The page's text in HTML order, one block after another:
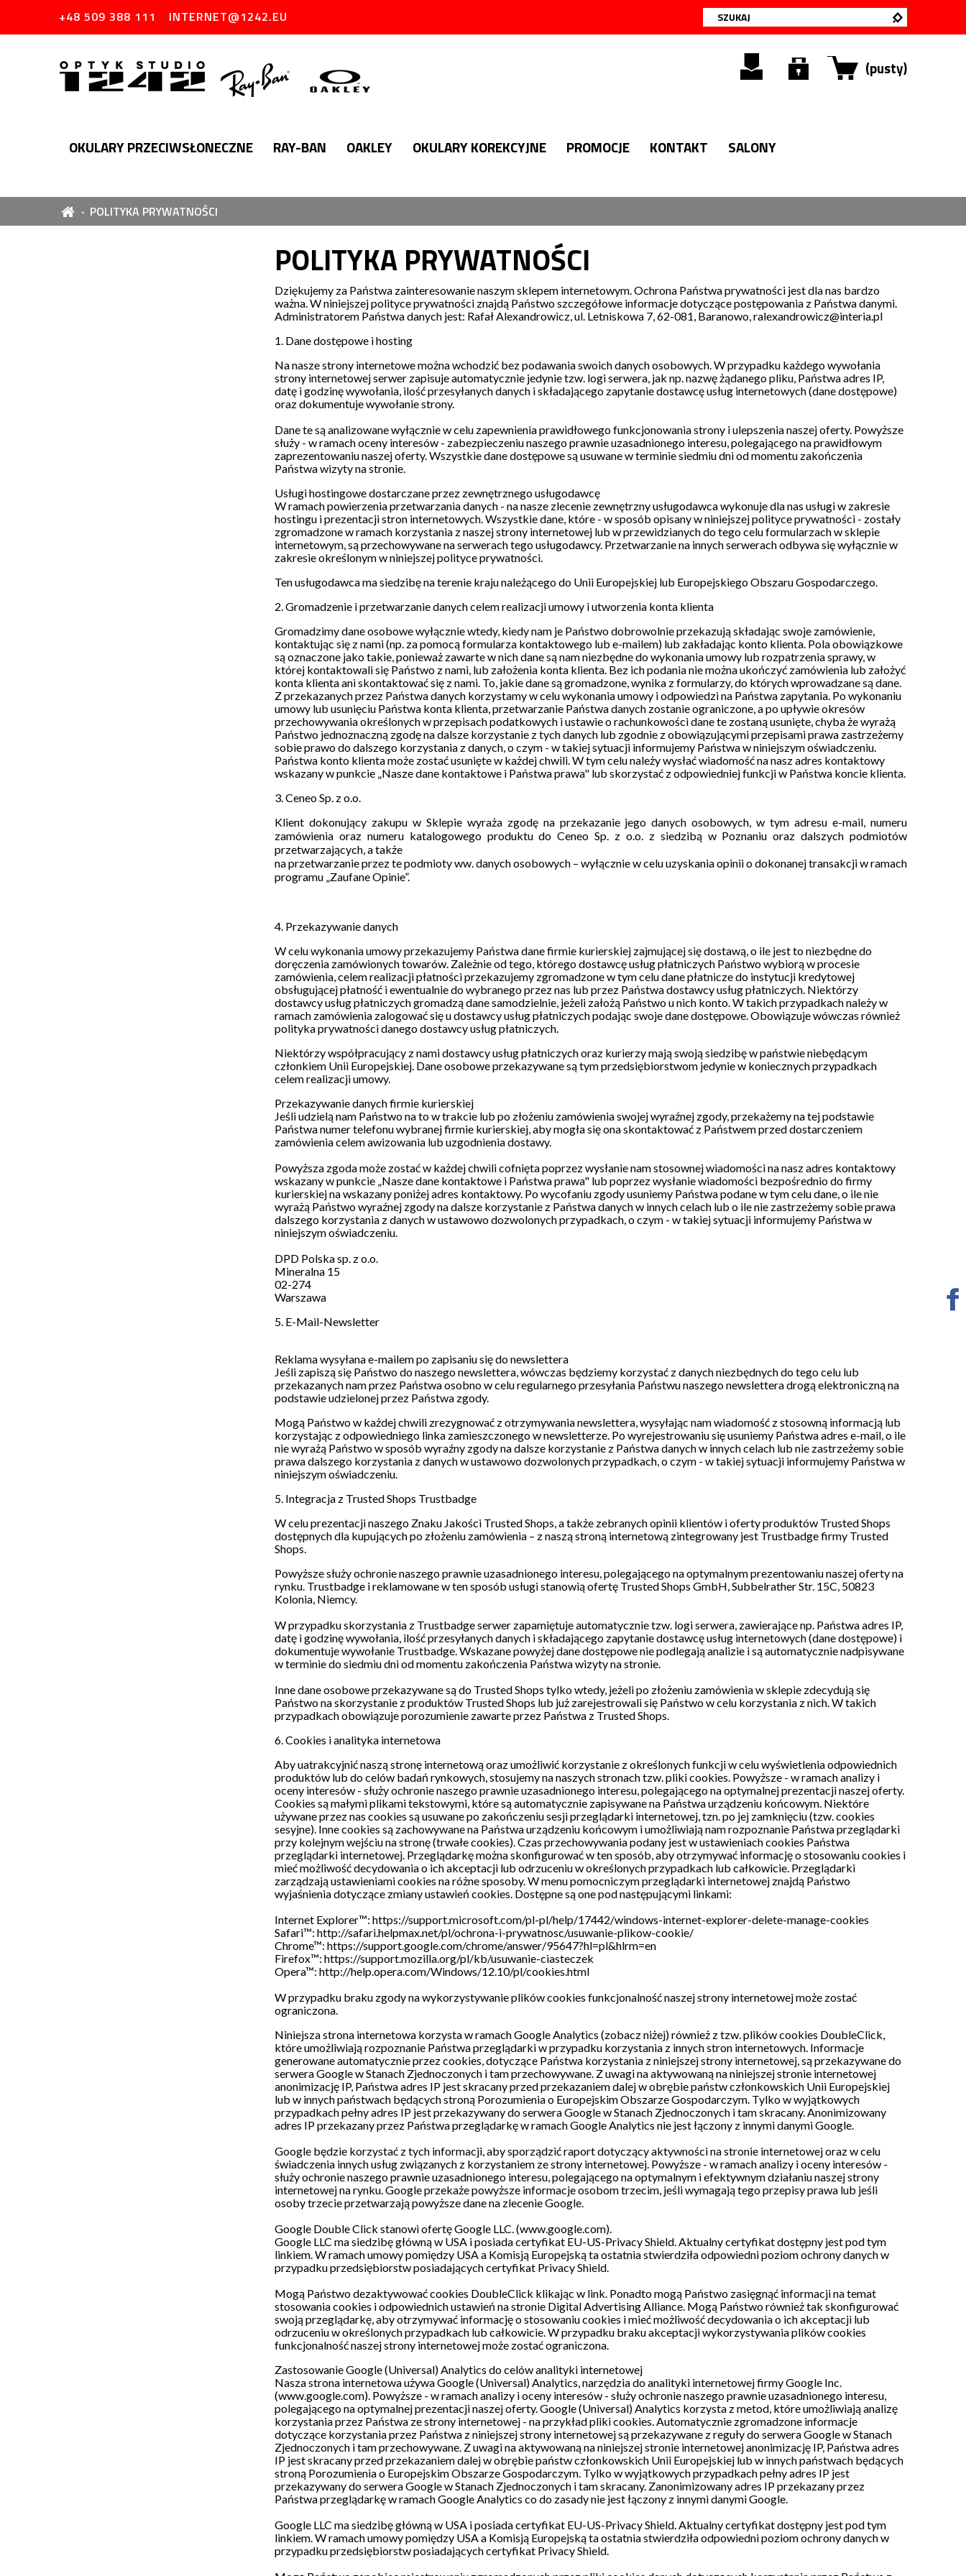
+48 509 388 111 INTERNET@1242.EU
(pusty)
OKULARY PRZECIWSŁONECZNE RAY-BAN OAKLEY OKULARY KOREKCYJNE PROMOCJE KONTAKT SALONY
POLITYKA PRYWATNOŚCI
POLITYKA PRYWATNOŚCI
Dziękujemy za Państwa zainteresowanie naszym sklepem internetowym. Ochrona Państwa prywatności jest dla nas bardzo
ważna. W niniejszej polityce prywatności znajdą Państwo szczegółowe informacje dotyczące postępowania z Państwa danymi.
Administratorem Państwa danych jest: Rafał Alexandrowicz, ul. Letniskowa 7, 62-081, Baranowo, ralexandrowicz@interia.pl
1. Dane dostępowe i hosting
Na nasze strony internetowe można wchodzić bez podawania swoich danych osobowych. W przypadku każdego wywołania
strony internetowej serwer zapisuje automatycznie jedynie tzw. logi serwera, jak np. nazwę żądanego pliku, Państwa adres IP,
datę i godzinę wywołania, ilość przesyłanych danych i składającego zapytanie dostawcę usług internetowych (dane dostępowe)
oraz dokumentuje wywołanie strony.
Dane te są analizowane wyłącznie w celu zapewnienia prawidłowego funkcjonowania strony i ulepszenia naszej oferty. Powyższe
służy - w ramach oceny interesów - zabezpieczeniu naszego prawnie uzasadnionego interesu, polegającego na prawidłowym
zaprezentowaniu naszej oferty. Wszystkie dane dostępowe są usuwane w terminie siedmiu dni od momentu zakończenia
Państwa wizyty na stronie.
Usługi hostingowe dostarczane przez zewnętrznego usługodawcę
W ramach powierzenia przetwarzania danych - na nasze zlecenie zewnętrzny usługodawca wykonuje dla nas usługi w zakresie
hostingu i prezentacji stron internetowych. Wszystkie dane, które - w sposób opisany w niniejszej polityce prywatności - zostały
zgromadzone w ramach korzystania z naszej strony internetowej lub w przewidzianych do tego celu formularzach w sklepie
internetowym, są przechowywane na serwerach tego usługodawcy. Przetwarzanie na innych serwerach odbywa się wyłącznie w
zakresie określonym w niniejszej polityce prywatności.
Ten usługodawca ma siedzibę na terenie kraju należącego do Unii Europejskiej lub Europejskiego Obszaru Gospodarczego.
2. Gromadzenie i przetwarzanie danych celem realizacji umowy i utworzenia konta klienta
Gromadzimy dane osobowe wyłącznie wtedy, kiedy nam je Państwo dobrowolnie przekazują składając swoje zamówienie,
kontaktując się z nami (np. za pomocą formularza kontaktowego lub e-mailem) lub zakładając konto klienta. Pola obowiązkowe
są oznaczone jako takie, ponieważ zawarte w nich dane są nam niezbędne do wykonania umowy lub rozpatrzenia sprawy, w
której kontaktowali się Państwo z nami, lub założenia konta klienta. Bez ich podania nie można ukończyć zamówienia lub założyć
konta klienta ani skontaktować się z nami. To, jakie dane są gromadzone, wynika z formularzy, do których wprowadzane są dane.
Z przekazanych przez Państwa danych korzystamy w celu wykonania umowy i odpowiedzi na Państwa zapytania. Po wykonaniu
umowy lub usunięciu Państwa konta klienta, przetwarzanie Państwa danych zostanie ograniczone, a po upływie okresów
przechowywania określonych w przepisach podatkowych i ustawie o rachunkowości dane te zostaną usunięte, chyba że wyrażą
Państwo jednoznaczną zgodę na dalsze korzystanie z tych danych lub zgodnie z obowiązującymi przepisami prawa zastrzeżemy
sobie prawo do dalszego korzystania z danych, o czym - w takiej sytuacji informujemy Państwa w niniejszym oświadczeniu.
Państwa konto klienta może zostać usunięte w każdej chwili. W tym celu należy wysłać wiadomość na nasz adres kontaktowy
wskazany w punkcie „Nasze dane kontaktowe i Państwa prawa" lub skorzystać z odpowiedniej funkcji w Państwa koncie klienta.
3. Ceneo Sp. z o.o.
Klient dokonujący zakupu w Sklepie wyraża zgodę na przekazanie jego danych osobowych, w tym adresu e-mail, numeru
zamówienia oraz numeru katalogowego produktu do Ceneo Sp. z o.o. z siedzibą w Poznaniu oraz dalszych podmiotów
przetwarzających, a także
na przetwarzanie przez te podmioty ww. danych osobowych – wyłącznie w celu uzyskania opinii o dokonanej transakcji w ramach
programu „Zaufane Opinie”.
4. Przekazywanie danych
W celu wykonania umowy przekazujemy Państwa dane firmie kurierskiej zajmującej się dostawą, o ile jest to niezbędne do
doręczenia zamówionych towarów. Zależnie od tego, którego dostawcę usług płatniczych Państwo wybiorą w procesie
zamówienia, celem realizacji płatności przekazujemy zgromadzone w tym celu dane płatnicze do instytucji kredytowej
obsługującej płatność i ewentualnie do wybranego przez nas lub przez Państwa dostawcy usług płatniczych. Niektórzy
dostawcy usług płatniczych gromadzą dane samodzielnie, jeżeli założą Państwo u nich konto. W takich przypadkach należy w
ramach zamówienia zalogować się u dostawcy usług płatniczych podając swoje dane dostępowe. Obowiązuje wówczas również
polityka prywatności danego dostawcy usług płatniczych.
Niektórzy współpracujący z nami dostawcy usług płatniczych oraz kurierzy mają swoją siedzibę w państwie niebędącym
członkiem Unii Europejskiej. Dane osobowe przekazywane są tym przedsiębiorstwom jedynie w koniecznych przypadkach
celem realizacji umowy.
Przekazywanie danych firmie kurierskiej
Jeśli udzielą nam Państwo na to w trakcie lub po złożeniu zamówienia swojej wyraźnej zgody, przekażemy na tej podstawie
Państwa numer telefonu wybranej firmie kurierskiej, aby mogła się ona skontaktować z Państwem przed dostarczeniem
zamówienia celem awizowania lub uzgodnienia dostawy.
Powyższa zgoda może zostać w każdej chwili cofnięta poprzez wysłanie nam stosownej wiadomości na nasz adres kontaktowy
wskazany w punkcie „Nasze dane kontaktowe i Państwa prawa" lub poprzez wysłanie wiadomości bezpośrednio do firmy
kurierskiej na wskazany poniżej adres kontaktowy. Po wycofaniu zgody usuniemy Państwa podane w tym celu dane, o ile nie
wyrażą Państwo wyraźnej zgody na dalsze korzystanie z Państwa danych w innych celach lub o ile nie zastrzeżemy sobie prawa
dalszego korzystania z danych w ustawowo dozwolonych przypadkach, o czym - w takiej sytuacji informujemy Państwa w
niniejszym oświadczeniu.
DPD Polska sp. z o.o.
Mineralna 15
02-274
Warszawa
5. E-Mail-Newsletter
Reklama wysyłana e-mailem po zapisaniu się do newslettera
Jeśli zapiszą się Państwo do naszego newslettera, wówczas będziemy korzystać z danych niezbędnych do tego celu lub
przekazanych nam przez Państwa osobno w celu regularnego przesyłania Państwu naszego newslettera drogą elektroniczną na
podstawie udzielonej przez Państwa zgody.
Mogą Państwo w każdej chwili zrezygnować z otrzymywania newslettera, wysyłając nam wiadomość z stosowną informacją lub
korzystając z odpowiedniego linka zamieszczonego w newsletterze. Po wyrejestrowaniu się usuniemy Państwa adres e-mail, o ile
nie wyrażą Państwo w sposób wyraźny zgody na dalsze korzystanie z Państwa danych w innych celach lub nie zastrzeżemy sobie
prawa dalszego korzystania z danych w ustawowo dozwolonych przypadkach, o czym - w takiej sytuacji informujemy Państwa w
niniejszym oświadczeniu.
5. Integracja z Trusted Shops Trustbadge
W celu prezentacji naszego Znaku Jakości Trusted Shops, a także zebranych opinii klientów i oferty produktów Trusted Shops
dostępnych dla kupujących po złożeniu zamówienia – z naszą stroną internetową zintegrowany jest Trustbadge firmy Trusted
Shops.
Powyższe służy ochronie naszego prawnie uzasadnionego interesu, polegającego na optymalnym prezentowaniu naszej oferty na
rynku. Trustbadge i reklamowane w ten sposób usługi stanowią ofertę Trusted Shops GmbH, Subbelrather Str. 15C, 50823
Kolonia, Niemcy.
W przypadku skorzystania z Trustbadge serwer zapamiętuje automatycznie tzw. logi serwera, zawierające np. Państwa adres IP,
datę i godzinę wywołania, ilość przesyłanych danych i składającego zapytanie dostawcę usług internetowych (dane dostępowe) i
dokumentuje wywołanie Trustbadge. Wskazane powyżej dane dostępowe nie podlegają analizie i są automatycznie nadpisywane
w terminie do siedmiu dni od momentu zakończenia Państwa wizyty na stronie.
Inne dane osobowe przekazywane są do Trusted Shops tylko wtedy, jeżeli po złożeniu zamówienia w sklepie zdecydują się
Państwo na skorzystanie z produktów Trusted Shops lub już zarejestrowali się Państwo w celu korzystania z nich. W takich
przypadkach obowiązuje porozumienie zawarte przez Państwa z Trusted Shops.
6. Cookies i analityka internetowa
Aby uatrakcyjnić naszą stronę internetową oraz umożliwić korzystanie z określonych funkcji w celu wyświetlenia odpowiednich
produktów lub do celów badań rynkowych, stosujemy na naszych stronach tzw. pliki cookies. Powyższe - w ramach analizy i
oceny interesów - służy ochronie naszego prawnie uzasadnionego interesu, polegającego na optymalnej prezentacji naszej oferty.
Cookies są małymi plikami tekstowymi, które są automatycznie zapisywane na Państwa urządzeniu końcowym. Niektóre
używane przez nas cookies są usuwane po zakończeniu sesji przeglądarki internetowej, tzn. po jej zamknięciu (tzw. cookies
sesyjne). Inne cookies są zachowywane na Państwa urządzeniu końcowym i umożliwiają nam rozpoznanie Państwa przeglądarki
przy kolejnym wejściu na stronę (trwałe cookies). Czas przechowywania podany jest w ustawieniach cookies Państwa
przeglądarki internetowej. Przeglądarkę można skonfigurować w ten sposób, aby otrzymywać informację o stosowaniu cookies i
mieć możliwość decydowania o ich akceptacji lub odrzuceniu w określonych przypadkach lub całkowicie. Przeglądarki
zarządzają ustawieniami cookies na różne sposoby. W menu pomocniczym przeglądarki internetowej znajdą Państwo
wyjaśnienia dotyczące zmiany ustawień cookies. Dostępne są one pod następującymi linkami:
Internet Explorer™: https://support.microsoft.com/pl-pl/help/17442/windows-internet-explorer-delete-manage-cookies
Safari™: http://safari.helpmax.net/pl/ochrona-i-prywatnosc/usuwanie-plikow-cookie/
Chrome™: https://support.google.com/chrome/answer/95647?hl=pl&hlrm=en
Firefox™: https://support.mozilla.org/pl/kb/usuwanie-ciasteczek
Opera™: http://help.opera.com/Windows/12.10/pl/cookies.html
W przypadku braku zgody na wykorzystywanie plików cookies funkcjonalność naszej strony internetowej może zostać
ograniczona.
Niniejsza strona internetowa korzysta w ramach Google Analytics (zobacz niżej) również z tzw. plików cookies DoubleClick,
które umożliwiają rozpoznanie Państwa przeglądarki w przypadku korzystania z innych stron internetowych. Informacje
generowane automatycznie przez cookies, dotyczące Państwa korzystania z niniejszej strony internetowej, są przekazywane do
serwera Google w Stanach Zjednoczonych i tam przechowywane. Z uwagi na aktywowaną na niniejszej stronie internetowej
anonimizację IP, Państwa adres IP jest skracany przed przekazaniem dalej w obrębie państw członkowskich Unii Europejskiej
lub w innych państwach będących stroną Porozumienia o Europejskim Obszarze Gospodarczym. Tylko w wyjątkowych
przypadkach pełny adres IP jest przekazywany do serwera Google w Stanach Zjednoczonych i tam skracany. Anonimizowany
adres IP przekazany przez Państwa przeglądarkę w ramach Google Analytics nie jest łączony z innymi danymi Google.
Google będzie korzystać z tych informacji, aby sporządzić raport dotyczący aktywności na stronie internetowej oraz w celu
świadczenia innych usług związanych z korzystaniem ze strony internetowej. Powyższe - w ramach analizy i oceny interesów -
służy ochronie naszego prawnie uzasadnionego interesu, polegającego na optymalnym i efektywnym działaniu naszej strony
internetowej na rynku. Google przekaże powyższe informacje osobom trzecim, jeśli wymagają tego przepisy prawa lub jeśli
osoby trzecie przetwarzają powyższe dane na zlecenie Google.
Google Double Click stanowi ofertę Google LLC. (www.google.com).
Google LLC ma siedzibę główną w USA i posiada certyfikat EU-US-Privacy Shield. Aktualny certyfikat dostępny jestpod tym
linkiem. W ramach umowy pomiędzy USA a Komisją Europejską ta ostatnia stwierdziła odpowiedni poziom ochrony danych w
przypadku przedsiębiorstw posiadających certyfikat Privacy Shield.
Mogą Państwo dezaktywować cookies DoubleClick klikając w link. Ponadto mogą Państwo zasięgnąć informacji na temat
stosowania cookies i odpowiednich ustawień na stronie Digital Advertising Alliance. Mogą Państwo również tak skonfigurować
swoją przeglądarkę, aby otrzymywać informację o stosowaniu cookies i mieć możliwość decydowania o ich akceptacji lub
odrzuceniu w określonych przypadkach lub całkowicie. W przypadku braku akceptacji wykorzystywania plików cookies
funkcjonalność naszej strony internetowej może zostać ograniczona.
Zastosowanie Google (Universal) Analytics do celów analityki internetowej
Nasza strona internetowa używa Google (Universal) Analytics, narzędzia do analityki internetowej firmy Google Inc.
(www.google.com). Powyższe - w ramach analizy i oceny interesów - służy ochronie naszego prawnie uzasadnionego interesu,
polegającego na optymalnej prezentacji naszej oferty. Google (Universal) Analytics korzysta z metod, które umożliwiają analizę
korzystania przez Państwa ze strony internetowej - na przykład pliki cookies. Automatycznie zgromadzone informacje
dotyczące korzystania przez Państwa z niniejszej strony internetowej są przekazywane z reguły do serwera Google w Stanach
Zjednoczonych i tam przechowywane. Z uwagi na aktywowaną na niniejszej stronie internetowej anonimizację IP, Państwa adres
IP jest skracany przed przekazaniem dalej w obrębie państw członkowskich Unii Europejskiej lub w innych państwach będących
stroną Porozumienia o Europejskim Obszarze Gospodarczym. Tylko w wyjątkowych przypadkach pełny adres IP jest
przekazywany do serwera Google w Stanach Zjednoczonych i tam skracany. Zanonimizowany adres IP przekazany przez
Państwa przeglądarkę w ramach Google Analytics co do zasady nie jest łączony z innymi danymi Google.
Google LLC ma siedzibę główną w USA i posiada certyfikat EU-US-Privacy Shield. Aktualny certyfikat dostępny jestpod tym
linkiem. W ramach umowy pomiędzy USA a Komisją Europejską ta ostatnia stwierdziła odpowiedni poziom ochrony danych w
przypadku przedsiębiorstw posiadających certyfikat Privacy Shield.